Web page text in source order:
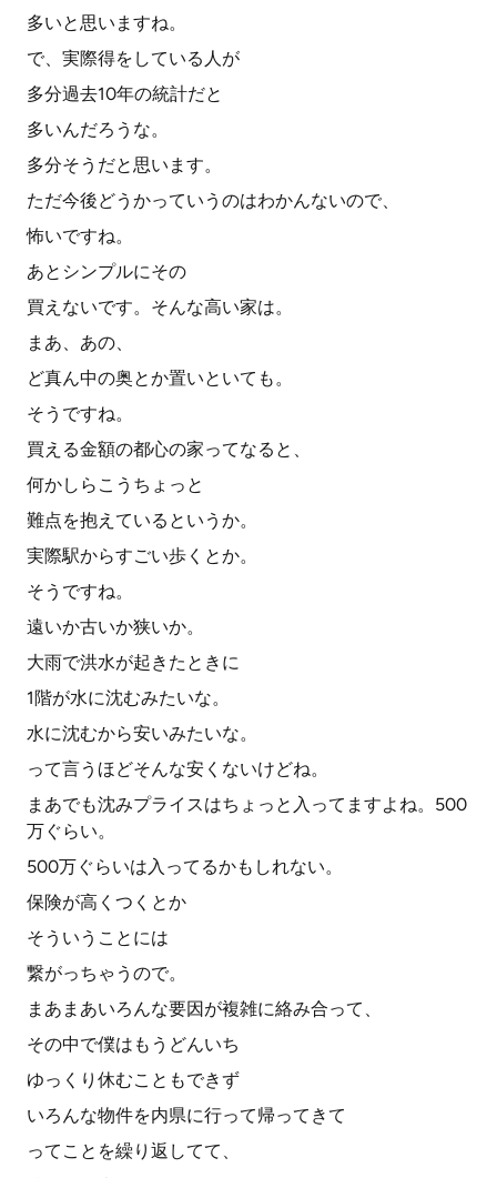
多いと思いますね。
で、実際得をしている人が
多分過去10年の統計だと
多いんだろうな。
多分そうだと思います。
ただ今後どうかっていうのはわかんないので、
怖いですね。
あとシンプルにその
買えないです。そんな高い家は。
まあ、あの、
ど真ん中の奥とか置いといても。
そうですね。
買える金額の都心の家ってなると、
何かしらこうちょっと
難点を抱えているというか。
実際駅からすごい歩くとか。
そうですね。
遠いか古いか狭いか。
大雨で洪水が起きたときに
1階が水に沈むみたいな。
水に沈むから安いみたいな。
って言うほどそんな安くないけどね。
まあでも沈みプライスはちょっと入ってますよね。500
万ぐらい。
500万ぐらいは入ってるかもしれない。
保険が高くつくとか
そういうことには
繋がっちゃうので。
まあまあいろんな要因が複雑に絡み合って、
その中で僕はもうどんいち
ゆっくり休むこともできず
いろんな物件を内県に行って帰ってきて
ってことを繰り返してて、